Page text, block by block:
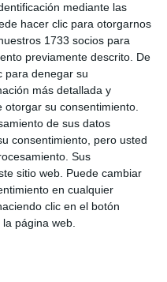
mediante las
hacer clic para otorgarnos
1733 socios para
previamente descrito. De
para denegar su
más detallada y
otorgar su consentimiento.
de sus datos
consentimiento, pero usted
Sus
sitio web. Puede cambiar
en cualquier
clic en el botón
página web.